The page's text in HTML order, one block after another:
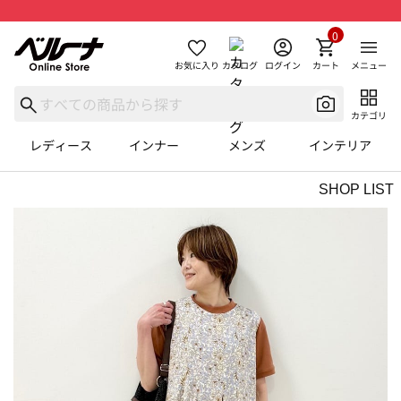
お気に入り カタログ ログイン カート
0
メニュー
カテゴリ
レディース インナー メンズ インテリア
SHOP LIST